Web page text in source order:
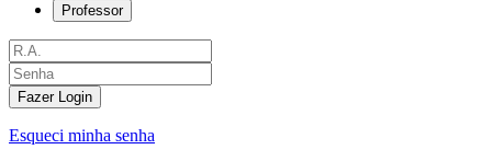
Professor
Fazer Login
Esqueci minha senha